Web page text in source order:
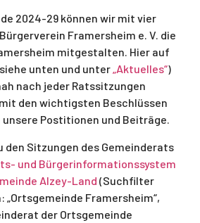
2024-29 können wir mit vier
Framersheim e. V. die
mitgestalten. Hier auf
unten und unter„Aktuelles“)
nach jeder Ratssitzungen
den wichtigsten Beschlüssen
unsere Postitionen und Beiträge.
den Sitzungen des Gemeinderats
und Bürgerinformationssystem
Alzey-Land (Suchfilter
Framersheim“,
der Ortsgemeinde